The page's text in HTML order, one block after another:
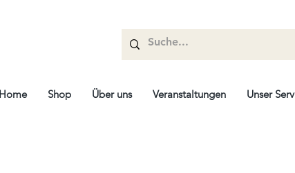
Home Shop Über uns Veranstaltungen Unser